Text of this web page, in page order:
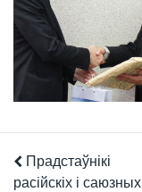
Прадстаўнікі
расійскіх і саюзных